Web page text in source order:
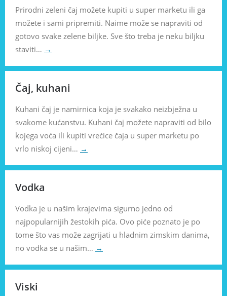
Prirodni zeleni čaj možete kupiti u super marketu ili ga
možete i sami pripremiti. Naime može se napraviti od
gotovo svake zelene biljke. Sve što treba je neku biljku
staviti… →
Čaj, kuhani
Kuhani čaj je namirnica koja je svakako neizbježna u
svakome kućanstvu. Kuhani čaj možete napraviti od bilo
kojega voća ili kupiti vrećice čaja u super marketu po
vrlo niskoj cijeni… →
Vodka
Vodka je u našim krajevima sigurno jedno od
najpopularnijih žestokih pića. Ovo piće poznato je po
tome što vas može zagrijati u hladnim zimskim danima,
no vodka se u našim… →
Viski